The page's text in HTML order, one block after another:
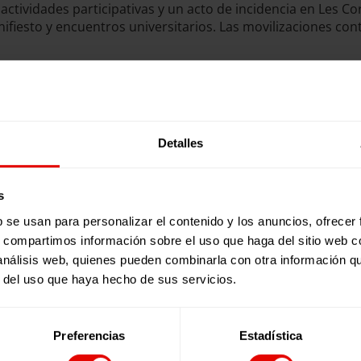
Detalles
usan para personalizar el contenido y los anuncios,
información sobre el uso que haga del sitio web
web, quienes pueden combinarla con otra información
uso que haya hecho de sus servicios.
Preferencias Estadística
participativas y un acto de incidencia en Les
y encuentros universitarios. Las movilizaciones
el aprendizaje
pero puede convertirse en una herramienta esencial
participante en la SAME ha reclamado
las personas.
garantizar el derecho a aprender en contextos de
en educación digital inclusiva y segura es también